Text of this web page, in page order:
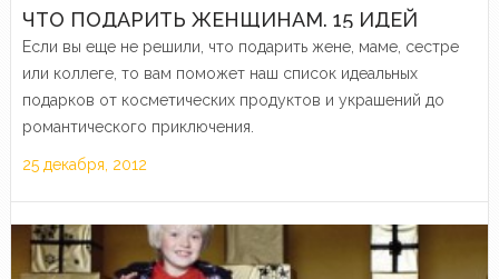
ЧТО ПОДАРИТЬ ЖЕНЩИНАМ. 15 ИДЕЙ
Если вы еще не решили, что подарить жене, маме, сестре
или коллеге, то вам поможет наш список идеальных
подарков от косметических продуктов и украшений до
романтического приключения.
25 декабря, 2012